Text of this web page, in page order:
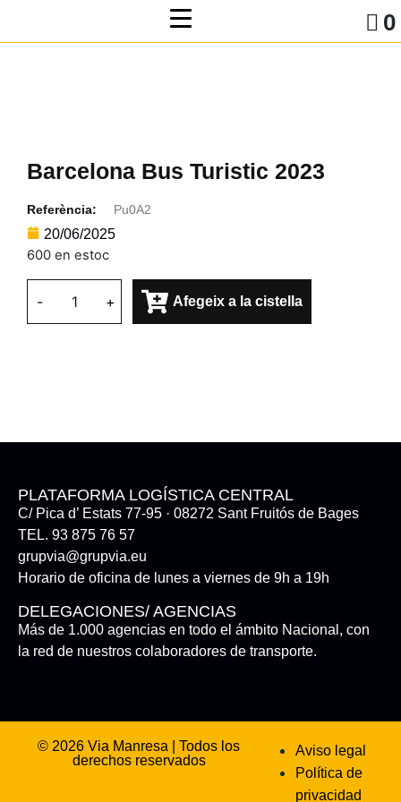
0
Barcelona Bus Turistic 2023
Referència: Pu0A2
20/06/2025
600 en estoc
- + Afegeix a la cistella
PLATAFORMA LOGÍSTICA CENTRAL
C/ Pica d’ Estats 77-95 · 08272 Sant Fruitós de Bages
TEL. 93 875 76 57
grupvia@grupvia.eu
Horario de oficina de lunes a viernes de 9h a 19h
DELEGACIONES/ AGENCIAS
Más de 1.000 agencias en todo el ámbito Nacional, con
la red de nuestros colaboradores de transporte.
© 2026 Via Manresa | Todos los
derechos reservados
Aviso legal
Política de
privacidad